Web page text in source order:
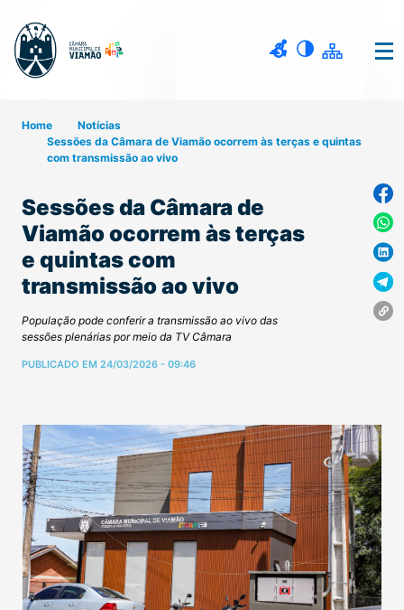
Home
Notícias
Sessões da Câmara de Viamão ocorrem às terças e quintas
com transmissão ao vivo
Sessões da Câmara de
Viamão ocorrem às terças
e quintas com
transmissão ao vivo
População pode conferir a transmissão ao vivo das
sessões plenárias por meio da TV Câmara
PUBLICADO EM 24/03/2026 - 09:46